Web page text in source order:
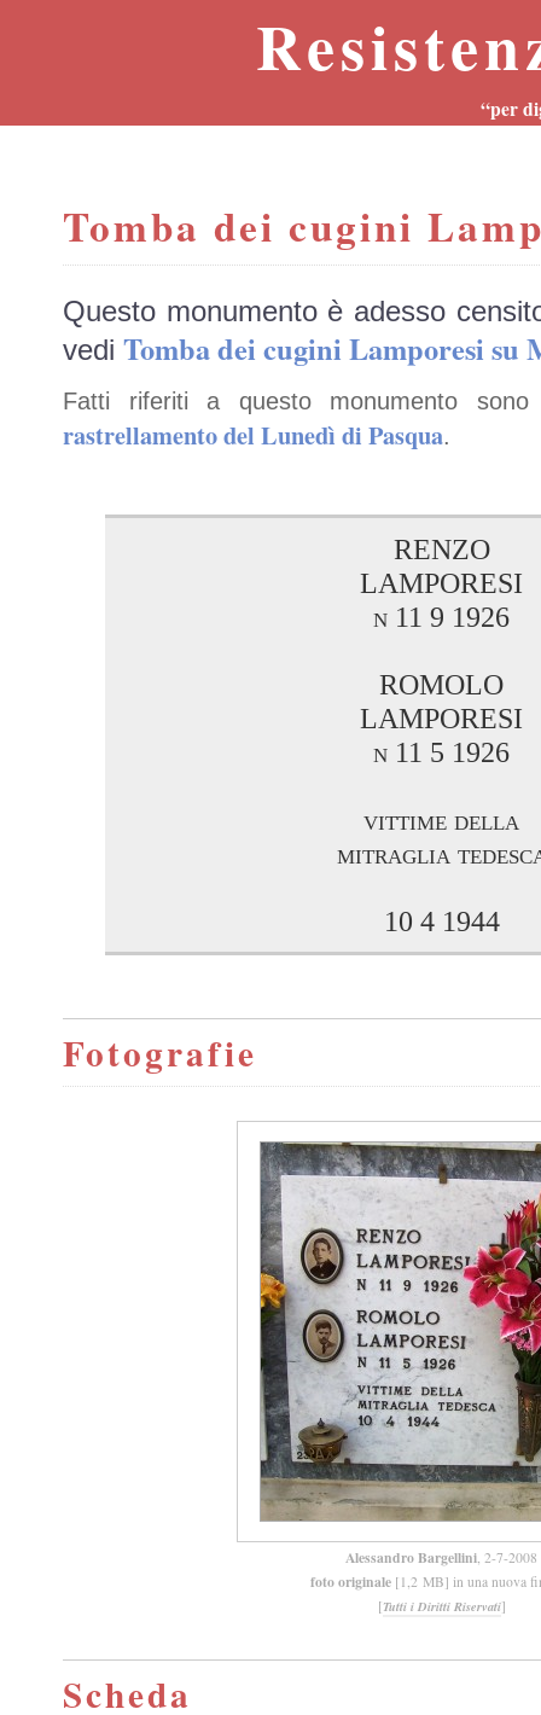
“per
Tomba dei cugini
Questo monumento è adesso
vedi Tomba dei cugini Lamporesi su
Fatti riferiti a questo monumento
rastrellamento del Lunedì di Pasqua.
RENZO
LAMPORESI
n 11 9 1926
ROMOLO
LAMPORESI
n 11 5 1926
vittime della
mitraglia
10 4 1944
Fotografie
Alessandro Bargellini, 2-7-2008
foto originale [1,2 MB] in una nuova
[Tutti i Diritti Riservati]
Scheda